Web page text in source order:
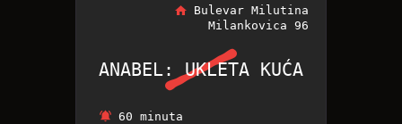
ANABEL: UKLETA KUĆA
Bulevar Milutina
Milankovica 96
ANABEL: UKLETA KUĆA
60 minuta